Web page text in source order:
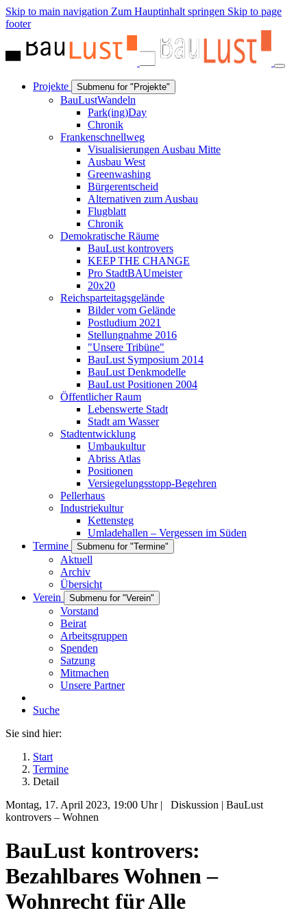
Skip to main navigation Zum Hauptinhalt springen Skip to page
footer
Projekte Submenu for "Projekte"
BauLustWandeln
Park(ing)Day
Chronik
Frankenschnellweg
Visualisierungen Ausbau Mitte
Ausbau West
Greenwashing
Bürgerentscheid
Alternativen zum Ausbau
Flugblatt
Chronik
Demokratische Räume
BauLust kontrovers
KEEP THE CHANGE
Pro StadtBAUmeister
20x20
Reichsparteitagsgelände
Bilder vom Gelände
Postludium 2021
Stellungnahme 2016
"Unsere Tribüne"
BauLust Symposium 2014
BauLust Denkmodelle
BauLust Positionen 2004
Öffentlicher Raum
Lebenswerte Stadt
Stadt am Wasser
Stadtentwicklung
Umbaukultur
Abriss Atlas
Positionen
Versiegelungsstopp-Begehren
Pellerhaus
Industriekultur
Kettensteg
Umladehallen – Vergessen im Süden
Termine
Submenu for "Termine"
Aktuell
Archiv
Übersicht
Verein
Submenu for "Verein"
Vorstand
Beirat
Arbeitsgruppen
Spenden
Satzung
Mitmachen
Unsere Partner
Suche
Sie sind hier:
Start
Termine
Detail
Montag, 17. April 2023, 19:00 Uhr | Diskussion | BauLust
kontrovers – Wohnen
BauLust kontrovers:
Bezahlbares Wohnen –
Wohnrecht für Alle